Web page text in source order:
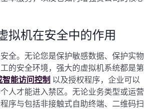
拟机在安全中的作用
全。无论您是保护敏感数据、保护实物
的安全环境，强大的虚拟机系统都是第
智能访问控制 以及授权程序，企业可以
人才能进入禁区。无论业务类型或运营
序与包括非接触式自助终端、二维码扫